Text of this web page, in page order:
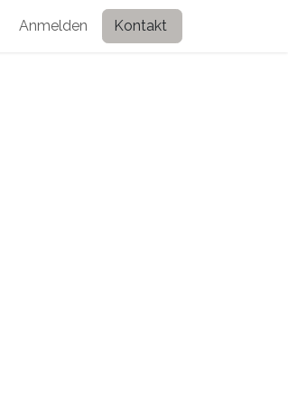
Anmelden Kontakt